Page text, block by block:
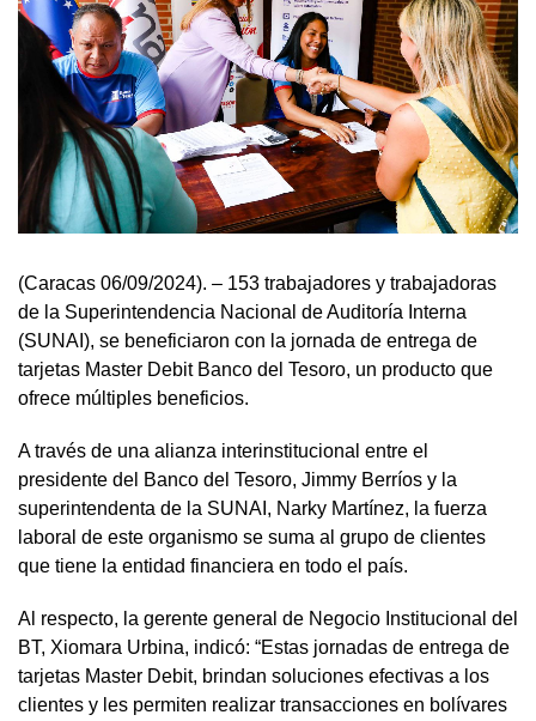
(Caracas 06/09/2024). – 153 trabajadores y trabajadoras
de la Superintendencia Nacional de Auditoría Interna
(SUNAI), se beneficiaron con la jornada de entrega de
tarjetas Master Debit Banco del Tesoro, un producto que
ofrece múltiples beneficios.
A través de una alianza interinstitucional entre el
presidente del Banco del Tesoro, Jimmy Berríos y la
superintendenta de la SUNAI, Narky Martínez, la fuerza
laboral de este organismo se suma al grupo de clientes
que tiene la entidad financiera en todo el país.
Al respecto, la gerente general de Negocio Institucional del
BT, Xiomara Urbina, indicó: “Estas jornadas de entrega de
tarjetas Master Debit, brindan soluciones efectivas a los
clientes y les permiten realizar transacciones en bolívares